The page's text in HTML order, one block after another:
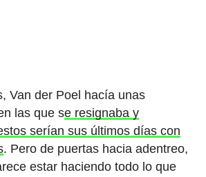
Van der Poel hacía unas
las que se resignaba y
serían sus últimos días con
. Pero de puertas hacia adentreo,
estar haciendo todo lo que